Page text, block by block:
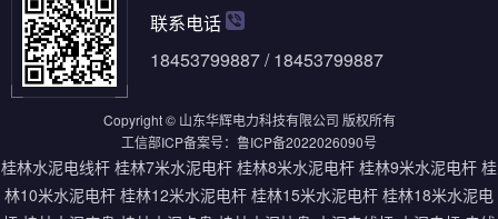
联系电话
18453799887 / 18453799887
Copyright © 山东华辉电力科技有限公司 版权所有
工信部ICP备案号： 鲁ICP备2022026090号
桂林水泥电线杆 桂林7米水泥电杆 桂林8米水泥电杆 桂林9米水泥电杆 桂
林10米水泥电杆 桂林12米水泥电杆 桂林15米水泥电杆 桂林18米水泥电